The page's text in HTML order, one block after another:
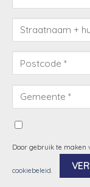
Door gebruik te
cookiebeleid.